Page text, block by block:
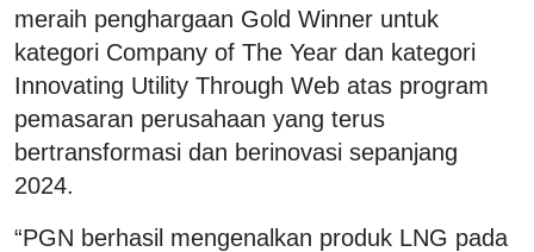
meraih penghargaan Gold Winner untuk
kategori Company of The Year dan kategori
Innovating Utility Through Web atas program
pemasaran perusahaan yang terus
bertransformasi dan berinovasi sepanjang
2024.
“PGN berhasil mengenalkan produk LNG pada